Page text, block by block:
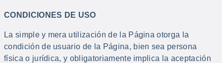
CONDICIONES DE USO
La simple y mera utilización de la Página otorga la
condición de usuario de la Página, bien sea persona
física o jurídica, y obligatoriamente implica la aceptación